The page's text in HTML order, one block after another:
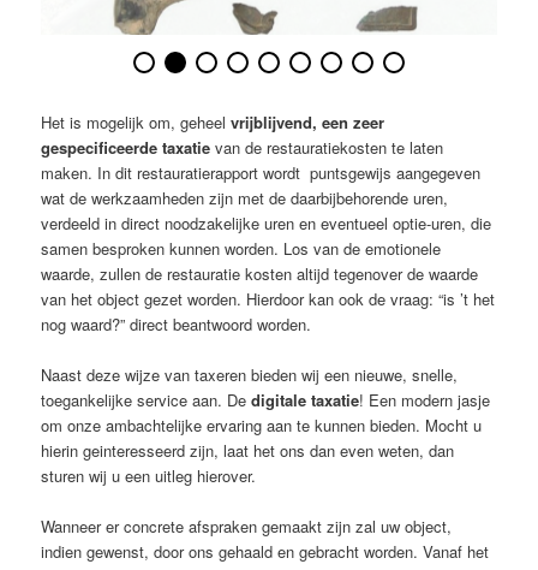
Het is mogelijk om, geheelvrijblijvend, een zeer
gespecificeerde taxatie van de restauratiekosten te laten
maken. In dit restauratierapport wordt puntsgewijs aangegeven
wat de werkzaamheden zijn met de daarbijbehorende uren,
verdeeld in direct noodzakelijke uren en eventueel optie-uren, die
samen besproken kunnen worden. Los van de emotionele
waarde, zullen de restauratie kosten altijd tegenover de waarde
van het object gezet worden. Hierdoor kan ook de vraag: “is ’t het
nog waard?” direct beantwoord worden.
Naast deze wijze van taxeren bieden wij een nieuwe, snelle,
toegankelijke service aan. Dedigitale taxatie! Een modern jasje
om onze ambachtelijke ervaring aan te kunnen bieden. Mocht u
hierin geinteresseerd zijn, laat het ons dan even weten, dan
sturen wij u een uitleg hierover.
Wanneer er concrete afspraken gemaakt zijn zal uw object,
indien gewenst, door ons gehaald en gebracht worden. Vanaf het